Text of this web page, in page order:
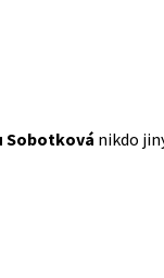
Sobotková nikdo